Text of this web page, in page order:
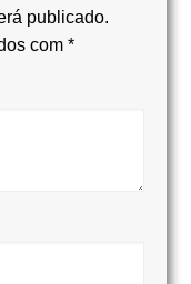
publicado.
com *